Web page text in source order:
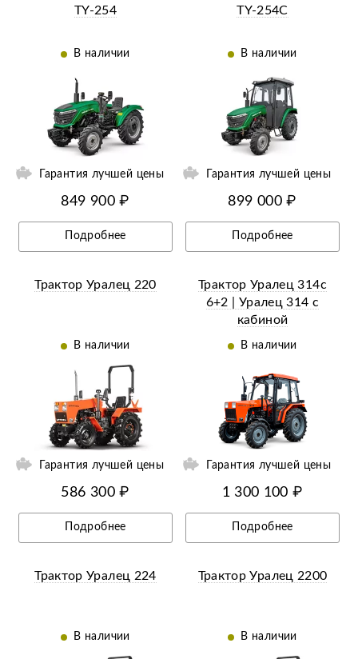
TY-254
В наличии
Гарантия лучшей цены
849 900 ₽
Подробнее
TY-254C
В наличии
Ещё 3 фотографии
Гарантия лучшей цены
899 000 ₽
Подробнее
Трактор Уралец 220
В наличии
Гарантия лучшей цены
586 300 ₽
Подробнее
Трактор Уралец 314с
6+2 | Уралец 314 с
кабиной
В наличии
Гарантия лучшей цены
1 300 100 ₽
Подробнее
Трактор Уралец 224
В наличии
Трактор Уралец 2200
В наличии